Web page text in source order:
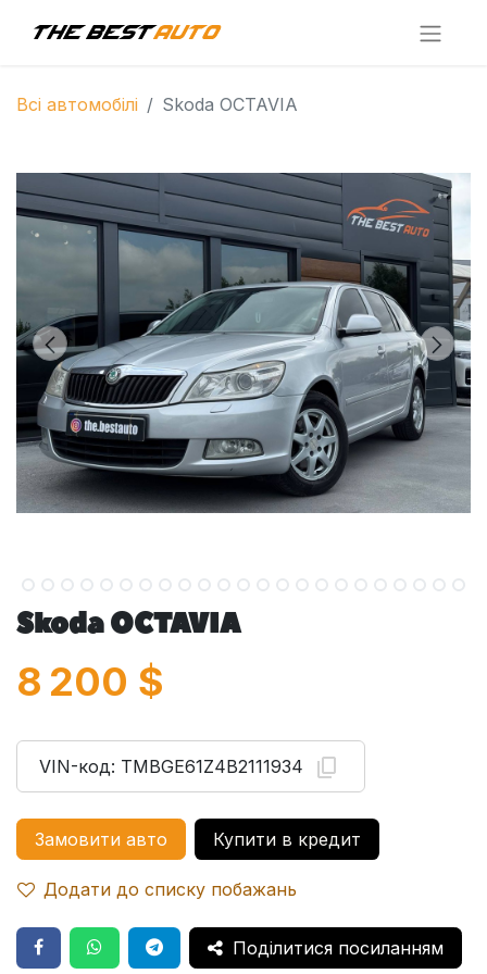
Всі автомобілі Skoda OCTAVIA
Skoda OCTAVIA
8 200 $
VIN-код: TMBGE61Z4B2111934
Замовити авто Купити в кредит
Додати до списку побажань
Поділитися посиланням